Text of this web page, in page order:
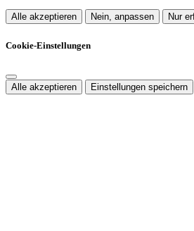
Alle akzeptieren Nein, anpassen Nur
Cookie-Einstellungen
Alle akzeptieren Einstellungen speichern